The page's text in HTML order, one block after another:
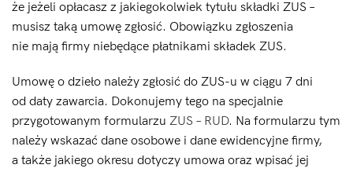
że jeżeli opłacasz z jakiegokolwiek tytułu składki ZUS –
musisz taką umowę zgłosić. Obowiązku zgłoszenia
nie mają firmy niebędące płatnikami składek ZUS.
Umowę o dzieło należy zgłosić do ZUS-u w ciągu 7 dni
od daty zawarcia. Dokonujemy tego na specjalnie
przygotowanym formularzu ZUS – RUD. Na formularzu tym
należy wskazać dane osobowe i dane ewidencyjne firmy,
a także jakiego okresu dotyczy umowa oraz wpisać jej